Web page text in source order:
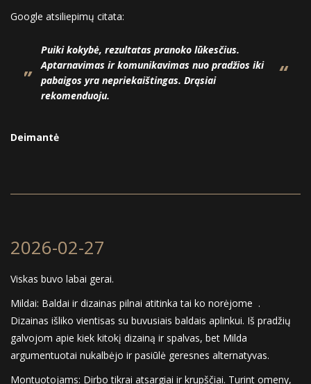
Google atsiliepimų citata:
Puiki kokybė, rezultatas pranoko lūkesčius.
Aptarnavimas ir komunikavimas nuo pradžios iki
pabaigos yra nepriekaištingas. Drąsiai
rekomenduoju.
Deimantė
2026-02-27
Viskas buvo labai gerai.
Mildai: Baldai ir dizainas pilnai atitinka tai ko norėjome .
Dizainas išliko vientisas su buvusiais baldais aplinkui. Iš pradžių
galvojom apie kiek kitokį dizainą ir spalvas, bet Milda
argumentuotai nukalbėjo ir pasiūlė geresnes alternatyvas.
Montuotojams: Dirbo tikrai atsargiai ir krupščiai. Turint omeny,